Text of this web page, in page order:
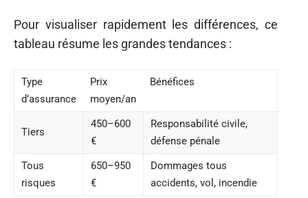
Pour visualiser rapidement les différences, ce
tableau résume les grandes tendances :
Type
d’assurance
Prix
moyen/an
Bénéfices
Tiers
450–600
€
Responsabilité civile,
défense pénale
Tous
risques
650–950
€
Dommages tous
accidents, vol, incendie